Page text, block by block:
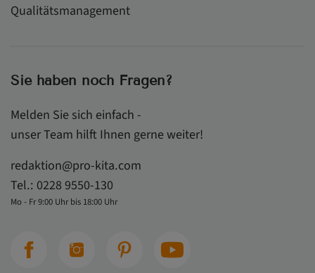
Qualitätsmanagement
Sie haben noch Fragen?
Melden Sie sich einfach -
unser Team hilft Ihnen gerne weiter!
redaktion@pro-kita.com
Tel.: 0228 9550-130
Mo - Fr 9:00 Uhr bis 18:00 Uhr